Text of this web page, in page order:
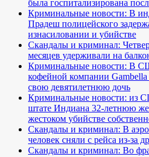
была госпитализирована
Криминальные новости: В
Прадеш полицейского
изнасиловании и убийстве
Скандалы и криминал:
месяцев удерживали на
Криминальные новости: В
кофейной компании
свою девятилетнюю дочь
Криминальные новости: из
штате Индиана 32-летнюю
жестоком убийстве
Скандалы и криминал: В
человек сняли с рейса из-за
Скандалы и криминал: Во